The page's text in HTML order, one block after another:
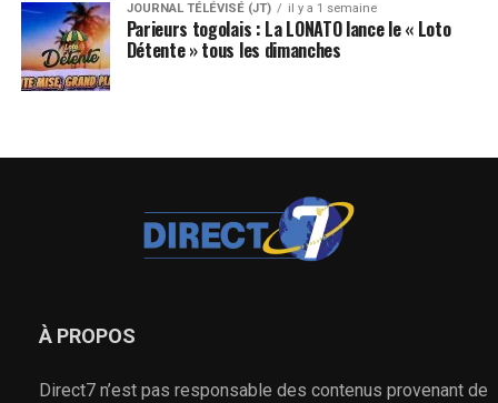
JOURNAL TÉLÉVISÉ (JT) il y a 1 semaine
Parieurs togolais : La LONATO lance le « Loto
Détente » tous les dimanches
À PROPOS
Direct7 n’est pas responsable des contenus provenant de